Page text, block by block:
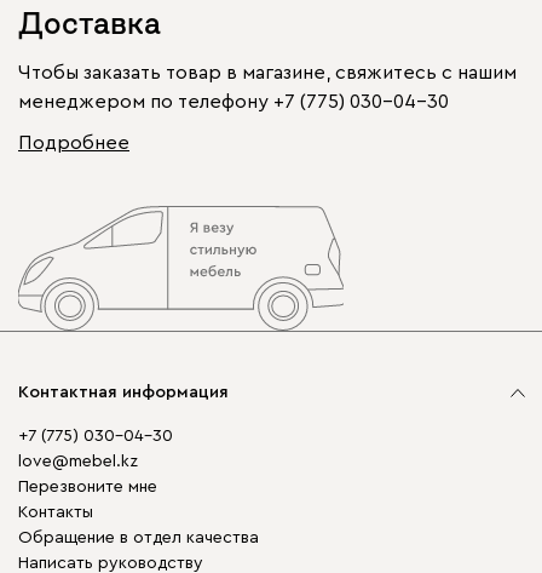
Доставка
Чтобы заказать товар в магазине, свяжитесь с нашим
менеджером по телефону +7 (775) 030-04-30
Подробнее
Контактная информация
+7 (775) 030-04-30
love@mebel.kz
Перезвоните мне
Контакты
Обращение в отдел качества
Написать руководству